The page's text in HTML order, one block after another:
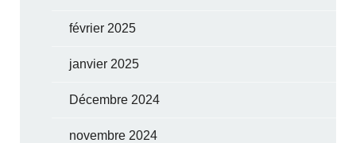
février 2025
janvier 2025
Décembre 2024
novembre 2024